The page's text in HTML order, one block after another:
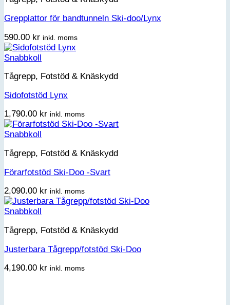
Grepplattor för bandtunneln Ski-doo/Lynx
590.00 kr inkl. moms
Snabbkoll
Tågrepp, Fotstöd & Knäskydd
Sidofotstöd Lynx
1,790.00 kr inkl. moms
Snabbkoll
Tågrepp, Fotstöd & Knäskydd
Förarfotstöd Ski-Doo -Svart
2,090.00 kr inkl. moms
Snabbkoll
Tågrepp, Fotstöd & Knäskydd
Justerbara Tågrepp/fotstöd Ski-Doo
4,190.00 kr inkl. moms